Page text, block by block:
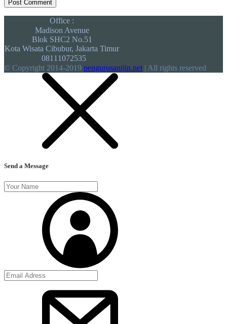
Office :
Madison Avenue
Blok SHC2 No.51
Kota Wisata Cibubur, Jakarta Timur
08111072535
© Copyright 2014-2019 pengurusanijin.net | All rights reserved
Send a Message